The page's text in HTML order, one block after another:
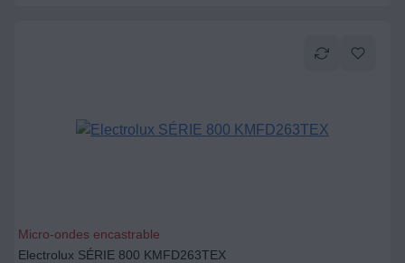
Micro-ondes encastrable
Electrolux SÉRIE 800 KMFD263TEX